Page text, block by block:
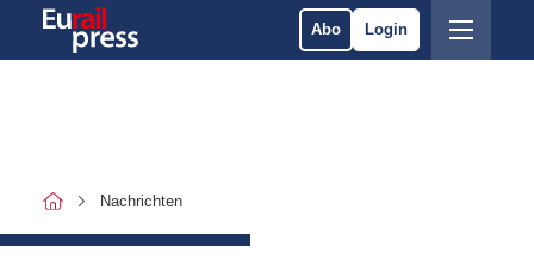
Abo Login
Nachrichten